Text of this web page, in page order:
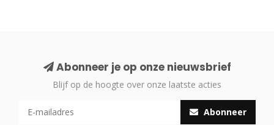
Abonneer je op onze nieuwsbrief
Blijf op de hoogte over onze laatste acties
Abonneer